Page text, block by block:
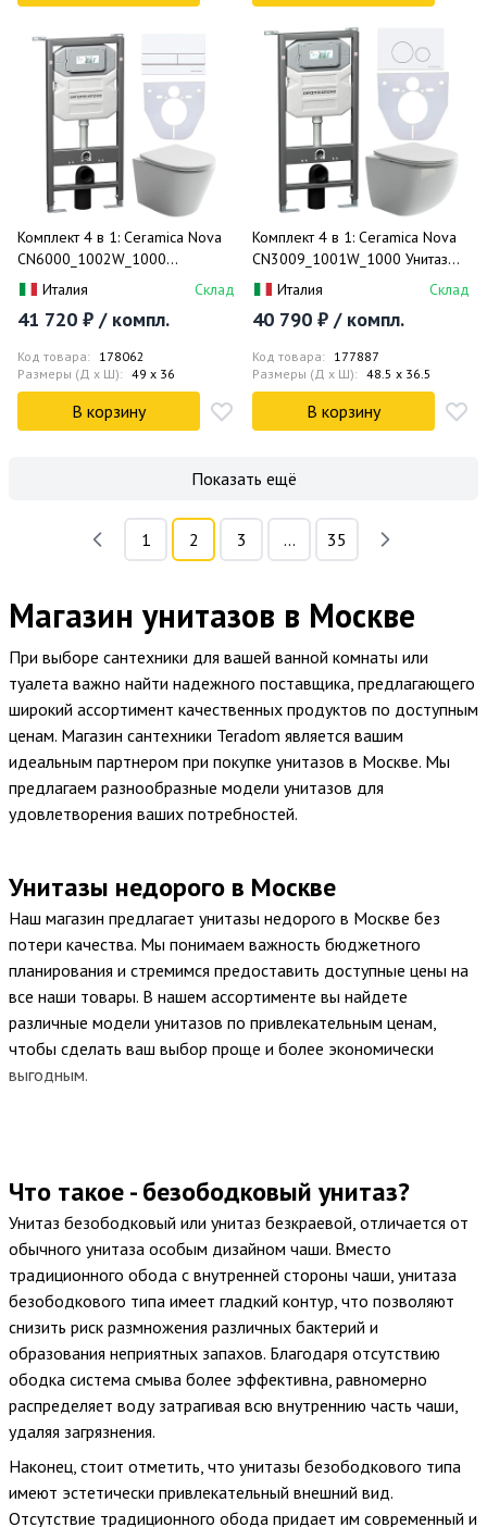
Комплект 4 в 1: Ceramica Nova
CN6000_1002W_1000
Подвесной унитаз Balearica
Инсталляция Envision +
(белый)
Италия Склад
41 720 ₽ / компл.
Код товара: 178062
Размеры (Д x Ш): 49 x 36
В корзину
Комплект 4 в 1: Ceramica Nova
CN3009_1001W_1000 Унитаз
подвесной Forma Rimless +
Шумоизоляция + Кнопка смыва
Италия Склад
40 790 ₽ / компл.
Код товара: 177887
Размеры (Д x Ш): 48.5 x 36.5
В корзину
Показать ещё
1 2 3 ... 35
Магазин унитазов в Москве
При выборе сантехники для вашей ванной комнаты или
туалета важно найти надежного поставщика, предлагающего
широкий ассортимент качественных продуктов по доступным
ценам. Магазин сантехники Teradom является вашим
идеальным партнером при покупке унитазов в Москве. Мы
предлагаем разнообразные модели унитазов для
удовлетворения ваших потребностей.
Унитазы недорого в Москве
Наш магазин предлагает унитазы недорого в Москве без
потери качества. Мы понимаем важность бюджетного
планирования и стремимся предоставить доступные цены на
все наши товары. В нашем ассортименте вы найдете
различные модели унитазов по привлекательным ценам,
чтобы сделать ваш выбор проще и более экономически
выгодным.
Магазин Teradom предлагает широкий выбор унитазов
разных типов и комплектаций. В нашем ассортименте вы
найдете напольные и подвесные унитазы с различными
дизайнами и функциональностью. Вы можете выбрать унитаз
с инсталляцией для более удобной установки или унитаз с
бачком, чтобы обеспечить эффективное смывание.
Гигиенические унитазы для вашего
комфорта
уровень комфорта и гигиены. Инновационные функции, такие
как автоматическое опрыскивание и сушка, обеспечивают
Что такое - безободковый унитаз?
Унитаз безободковый или унитаз безкраевой, отличается от
обычного унитаза особым дизайном чаши. Вместо
традиционного обода с внутренней стороны чаши, унитаза
безободкового типа имеет гладкий контур, что позволяют
снизить риск размножения различных бактерий и
образования неприятных запахов. Благодаря отсутствию
ободка система смыва более эффективна, равномерно
распределяет воду затрагивая всю внутреннию часть чаши,
удаляя загрязнения.
Наконец, стоит отметить, что унитазы безободкового типа
имеют эстетически привлекательный внешний вид.
Отсутствие традиционного обода придает им современный и